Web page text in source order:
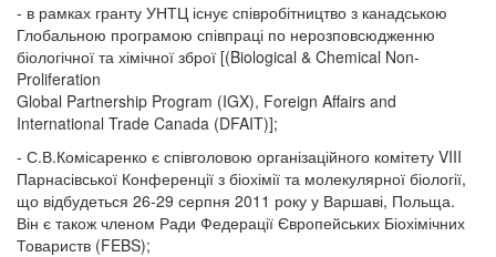
- в рамках гранту УНТЦ існує співробітництво з канадською
Глобальною програмою співпраці по нерозповсюдженню
біологічної та хімічної зброї [(Biological & Chemical Non-
Proliferation
Global Partnership Program (IGX), Foreign Affairs and
International Trade Canada (DFAIT)];
- С.В.Комісаренко є співголовою організаційного комітету VIII
Парнасівської Конференції з біохімії та молекулярної біології,
що відбудеться 26-29 серпня 2011 року у Варшаві, Польща.
Він є також членом Ради Федерації Європейських Біохімічних
Товариств (FEBS);